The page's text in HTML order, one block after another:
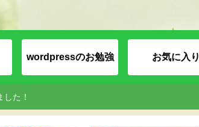
wordpressのお勉強 お気に入り
た！